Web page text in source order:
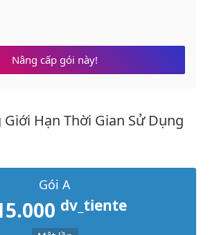
Nâng cấp gói này!
Giới Hạn Thời Gian Sử Dụng
Gói A
dv_tiente